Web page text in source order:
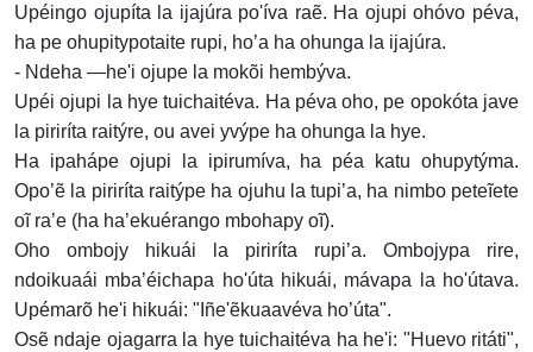
Upéingo ojupíta la ijajúra po'íva raẽ. Ha ojupi ohóvo péva,
ha pe ohupitypotaite rupi, ho’a ha ohunga la ijajúra.
- Ndeha —he'i ojupe la mokõi hembýva.
Upéi ojupi la hye tuichaitéva. Ha péva oho, pe opokóta jave
la piriríta raitýre, ou avei yvýpe ha ohunga la hye.
Ha ipahápe ojupi la ipirumíva, ha péa katu ohupytýma.
Opo’ẽ la piriríta raitýpe ha ojuhu la tupi’a, ha nimbo peteĩete
oĩ ra’e (ha ha’ekuérango mbohapy oĩ).
Oho ombojy hikuái la piriríta rupi’a. Ombojypa rire,
ndoikuaái mba’éichapa ho'úta hikuái, mávapa la ho'útava.
Upémarõ he'i hikuái: "Iñe'ẽkuaavéva ho’úta".
Osẽ ndaje ojagarra la hye tuichaitéva ha he'i: "Huevo ritáti",